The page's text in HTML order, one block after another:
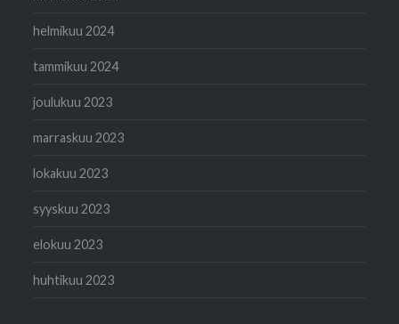
helmikuu 2024
tammikuu 2024
joulukuu 2023
marraskuu 2023
lokakuu 2023
syyskuu 2023
elokuu 2023
huhtikuu 2023